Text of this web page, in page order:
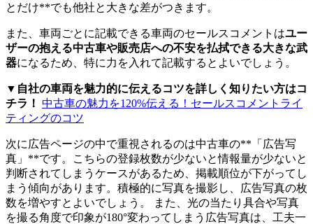
とだけ**でも他社と大きな差がつきます。
また、車両ごとに記載できる車両のセールスコメントはユー
ザーの抱える中古車や販売店への不安を払拭できる大きな武
器になるため、特に力を入れて記載するとよいでしょう。
▼自社の車両を魅力的に伝えるコツを詳しく知りたい方はコ
チラ！ 中古車の魅力を120%伝える！セールスコメントライ
ティングのコツ
次に広告ページの中で重視されるのは中古車の**「広告写
真」**です。こちらの登録枚数が少ないと情報量が少ないと
判断されてしまうケースがあるため、掲載順位が下がってし
まう傾向があります。積極的に写真を撮影し、広告写真の枚
数を増やすとよいでしょう。 また、光の当たり具合や写真
を撮る角度で印象が180°変わってしまう広告写真は、工夫一